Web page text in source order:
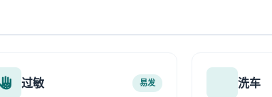
过敏 易发 洗车